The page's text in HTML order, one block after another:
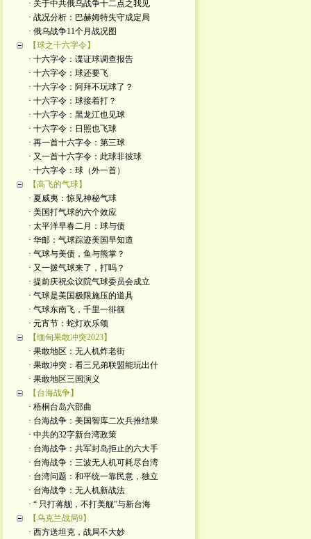
· 关于中共俄乌战争十二点之我见
· 战况分析：巴赫姆特失守成定局
· 俄乌战争11个月战况图
【球之十六字令】
· 十六字令：谍证球调查报告
· 十六字令：球还要飞
· 十六字令：阿拜不玩球了？
· 十六字令：球接着打？
· 十六字令：黑龙江也见球
· 十六字令：日照也飞球
· 再一首十六字令：第三球
· 又一首十六字令：此球非彼球
· 十六字令：球（外一首）
【高飞的气球】
· 夏威夷：惊见神秘气球
· 美国打气球的六个效应
· 太平洋早春二月：球与债
· 华邮：气球踪迹美国早知道
· 气球与美债，鱼与熊掌？
· 又一拨气球来了，打吗？
· 提前庆祝众议院气球委员会成立
· 气球是美国极限施压的道具
· 气球东南飞，千里一徘徊
· 元宵节：蛇灯欢乐颂
【缅甸果敢冲突2023】
· 果敢地区：无人机炸老街
· 果敢冲突：看三兄弟联盟能玩出什
· 果敢地区三国演义
【台海战争】
· 梧桐台岛六部曲
· 台海战争：美国智库二次兵推结果
· 中共的32字新台湾政策
· 台海战争：共军封岛拒止的六大手
· 台海战争：三波无人机可耗尽台湾
· 台湾问题：和平统一靠民意，独立
· 台海战争：无人机新战法
· “ 只打蒋舰，不打美舰”与新台海
【乌克兰战局9】
· 西方送坦克，战局不大妙